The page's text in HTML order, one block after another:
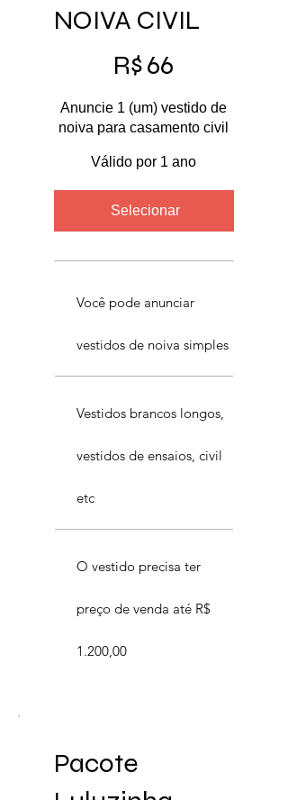
NOIVA CIVIL
R$66
Anuncie 1 (um) vestido de
noiva para casamento civil
Válido por 1 ano
Selecionar
Você pode anunciar
vestidos de noiva simples
Vestidos brancos longos,
vestidos de ensaios, civil
etc
O vestido precisa ter
preço de venda até R$
1.200,00
Pacote